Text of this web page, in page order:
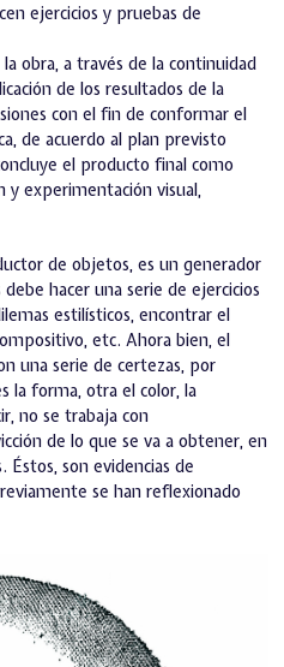
ejercicios y pruebas de
obra, a través de la continuidad
de los resultados de la
con el fin de conformar el
de acuerdo al plan previsto
el producto final como
y experimentación visual,
de objetos, es un generador
hacer una serie de ejercicios
estilísticos, encontrar el
etc. Ahora bien, el
una serie de certezas, por
la forma, otra el color, la
no se trabaja con
de lo que se va a obtener, en
Éstos, son evidencias de
se han reflexionado